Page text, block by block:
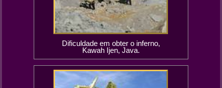
Dificuldade em obter o inferno,
Kawah Ijen, Java.